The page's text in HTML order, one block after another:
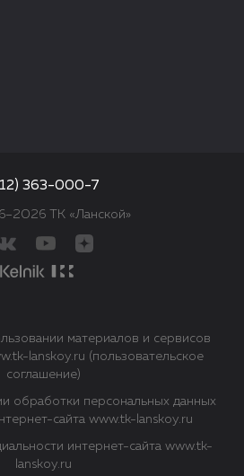
ТК «Ланской»
363-000-7
обработки персональных данных
сайта www.tk-lanskoy.ru
материалов и сервисов
lanskoy.ru (пользовательское
соглашение)
интернет-сайта www.tk-
lanskoy.ru